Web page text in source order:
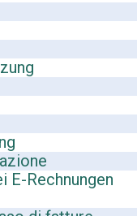
E-Rechnungen